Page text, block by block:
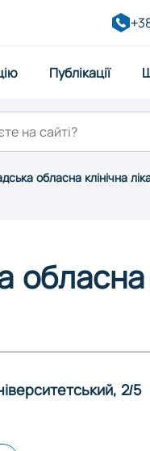
Публікації
обласна клінічна
обласна
2/5